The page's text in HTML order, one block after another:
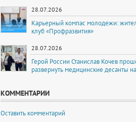
28.07.2026
Карьерный компас молодежи:
клуб «Профразвития»
28.07.2026
Герой России Станислав Кочев
развернуть медицинские десанты
КОММЕНТАРИИ
Оставить комментарий